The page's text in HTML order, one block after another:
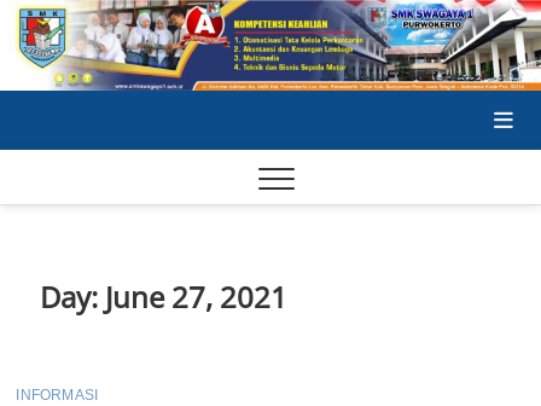
Skip
content
Day: June 27, 2021
INFORMASI